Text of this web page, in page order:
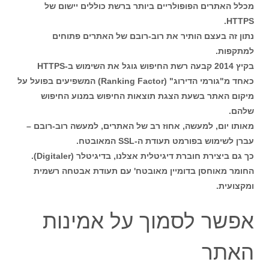
מכלל האתרים הפופולריים ביותר ברשת כוללים יישום של
HTTPS.
נתון זה בעצם הותיר את רוב-רובם של האתרים פתוחים
למתקפות.
בקיץ 2014 קבעה רשת החיפוש גוגל את השימוש ב-HTTPS
כאחד מ"גורמי הדירוג" (Ranking Factor) המשפיעים בפועל על
מיקום האתר בשעת הצגת תוצאות החיפוש במנוע החיפוש
שלהם.
מאותו יום, למעשה, אחוז רב של האתרים, למעשה רוב-רובם –
עברן לשימוש בפורמט תעודת ה-SSL המאובטח.
כך גם ביצירת חוברת דיגיטלית אצלנו, בדיגיטלר (Digitaler).
החומר מאוחסן בדומיין מאובטח' עם תעודת אבטחה רשמית
ומקצועית.
אפשר לסמוך על אמינות
האתר